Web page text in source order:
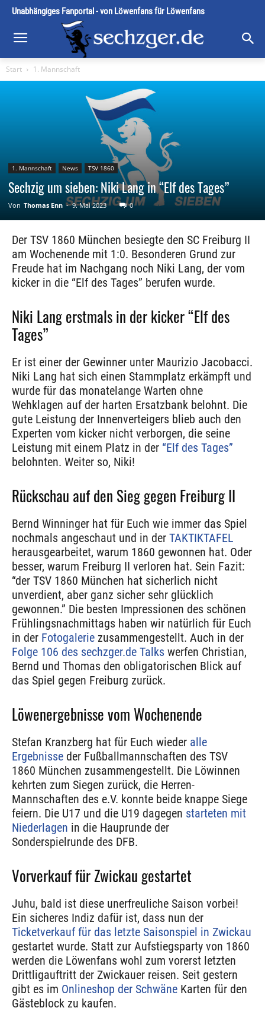
Unabhängiges Fanportal - von Löwenfans für Löwenfans
Start 1. Mannschaft
1. Mannschaft News TSV 1860
Sechzig um sieben: Niki Lang in “Elf des Tages”
Von Thomas Enn - 9. Mai 2023 0
Der TSV 1860 München besiegte den SC Freiburg II
am Wochenende mit 1:0. Besonderen Grund zur
Freude hat im Nachgang noch Niki Lang, der vom
kicker in die “Elf des Tages” berufen wurde.
Niki Lang erstmals in der kicker “Elf des
Tages”
Er ist einer der Gewinner unter Maurizio Jacobacci.
Niki Lang hat sich einen Stammplatz erkämpft und
wurde für das monatelange Warten ohne
Wehklagen auf der harten Ersatzbank belohnt. Die
gute Leistung der Innenverteigers blieb auch den
Experten vom kicker nicht verborgen, die seine
Leistung mit einem Platz in der “Elf des Tages”
belohnten. Weiter so, Niki!
Rückschau auf den Sieg gegen Freiburg II
Bernd Winninger hat für Euch wie immer das Spiel
nochmals angeschaut und in der TAKTIKTAFEL
herausgearbeitet, warum 1860 gewonnen hat. Oder
besser, warum Freiburg II verloren hat. Sein Fazit:
“der TSV 1860 München hat sicherlich nicht
unverdient, aber ganz sicher sehr glücklich
gewonnen.” Die besten Impressionen des schönen
Frühlingsnachmittags haben wir natürlich für Euch
in der Fotogalerie zusammengestellt. Auch in der
Folge 106 des sechzger.de Talks werfen Christian,
Bernd und Thomas den obligatorischen Blick auf
das Spiel gegen Freiburg zurück.
Löwenergebnisse vom Wochenende
Stefan Kranzberg hat für Euch wieder alle
Ergebnisse der Fußballmannschaften des TSV
1860 München zusammengestellt. Die Löwinnen
kehrten zum Siegen zurück, die Herren-
Mannschaften des e.V. konnte beide knappe Siege
feiern. Die U17 und die U19 dagegen starteten mit
Niederlagen in die Hauprunde der
Sonderspielrunde des DFB.
Vorverkauf für Zwickau gestartet
Juhu, bald ist diese unerfreuliche Saison vorbei!
Ein sicheres Indiz dafür ist, dass nun der
Ticketverkauf für das letzte Saisonspiel in Zwickau
gestartet wurde. Statt zur Aufstiegsparty von 1860
werden die Löwenfans wohl zum vorerst letzten
Drittligauftritt der Zwickauer reisen. Seit gestern
gibt es im Onlineshop der Schwäne Karten für den
Gästeblock zu kaufen.